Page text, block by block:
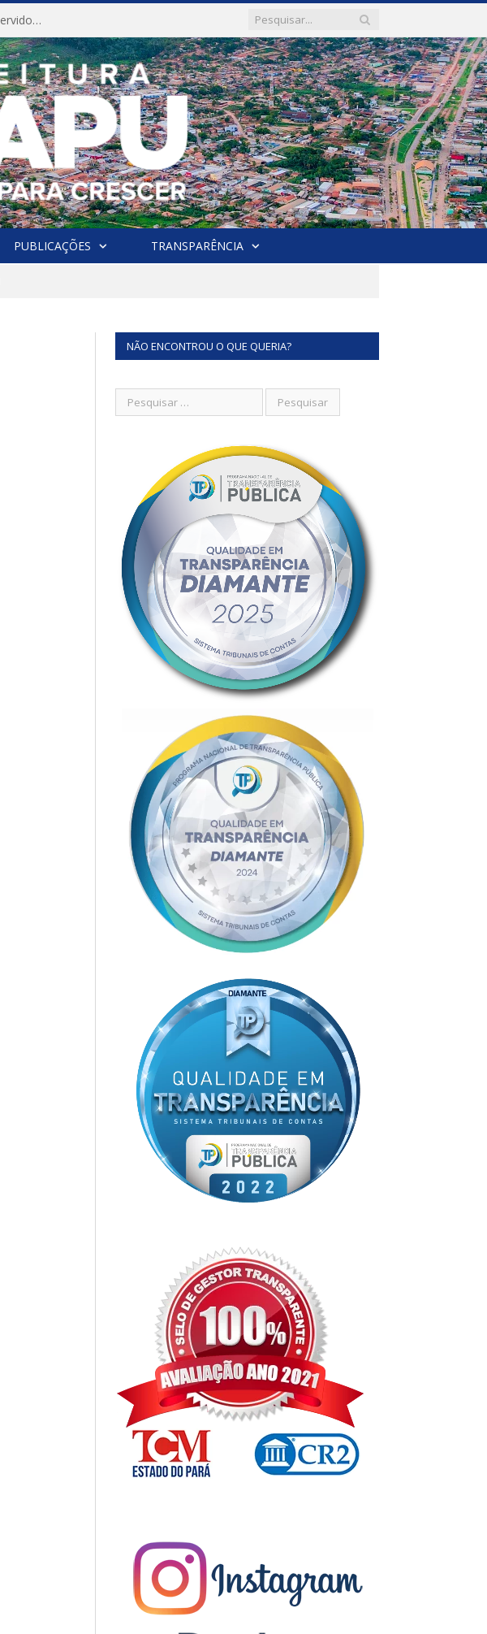
CONVITE A Prefeitura Municipal de Anapu convida todos os servidores públicos municipais para participarem da Audiência Pública de discussão da Lei de Diretrizes Orçamentárias (LDO), importante instrumento de planejamento das ações e investimentos da Administração Pública para o próximo exercício financeiro.
PUBLICAÇÕES TRANSPARÊNCIA
NÃO ENCONTROU O QUE QUERIA?